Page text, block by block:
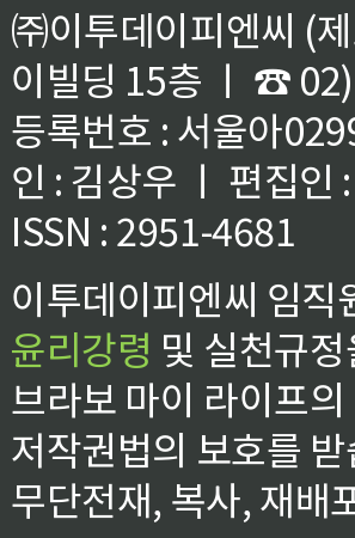
㈜이투데이피엔씨 (
이빌딩 15층 ㅣ ☎
등록번호 : 서울아
인 : 김상우 ㅣ 편집인
ISSN : 2951-4681
이투데이피엔씨 임
윤리강령 및 실천규
브라보 마이 라이프
저작권법의 보호를
무단전재, 복사, 재배